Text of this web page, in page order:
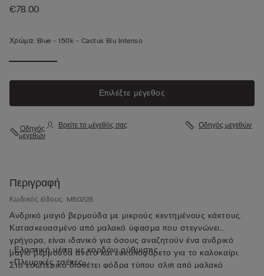
€78.00
Χρώμα: Blue -150k - Cactus Blu Intenso
Επιλέξτε μέγεθος
Οδηγός
μεγεθών
Βρείτε το μέγεθός σας Οδηγός μεγεθών
Περιγραφή
Κωδικός είδους: MB0228
Ανδρικό μαγιό βερμούδα με μικρούς κεντημένους κάκτους.
Κατασκευασμένο από μαλακό ύφασμα που στεγνώνει
γρήγορα, είναι ιδανικό για όσους αναζητούν ένα ανδρικό
μαγιό βερμούδα άνετο και ευκολοφόρετο για το καλοκαίρι.
Στο εσωτερικό διαθέτει φόδρα τύπου σλιπ από μαλακό
• Ελαστική μέση με κορδόνι ρύθμισης
• Πλευρικές τσέπες